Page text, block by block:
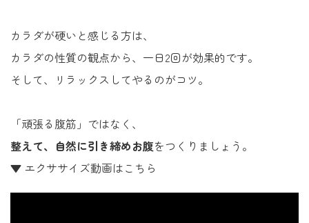
カラダが硬いと感じる方は、
カラダの性質の観点から、一日2回が効果的です。
そして、リラックスしてやるのがコツ。
「頑張る腹筋」ではなく、
整えて、自然に引き締めお腹をつくりましょう。
▼ エクササイズ動画はこちら